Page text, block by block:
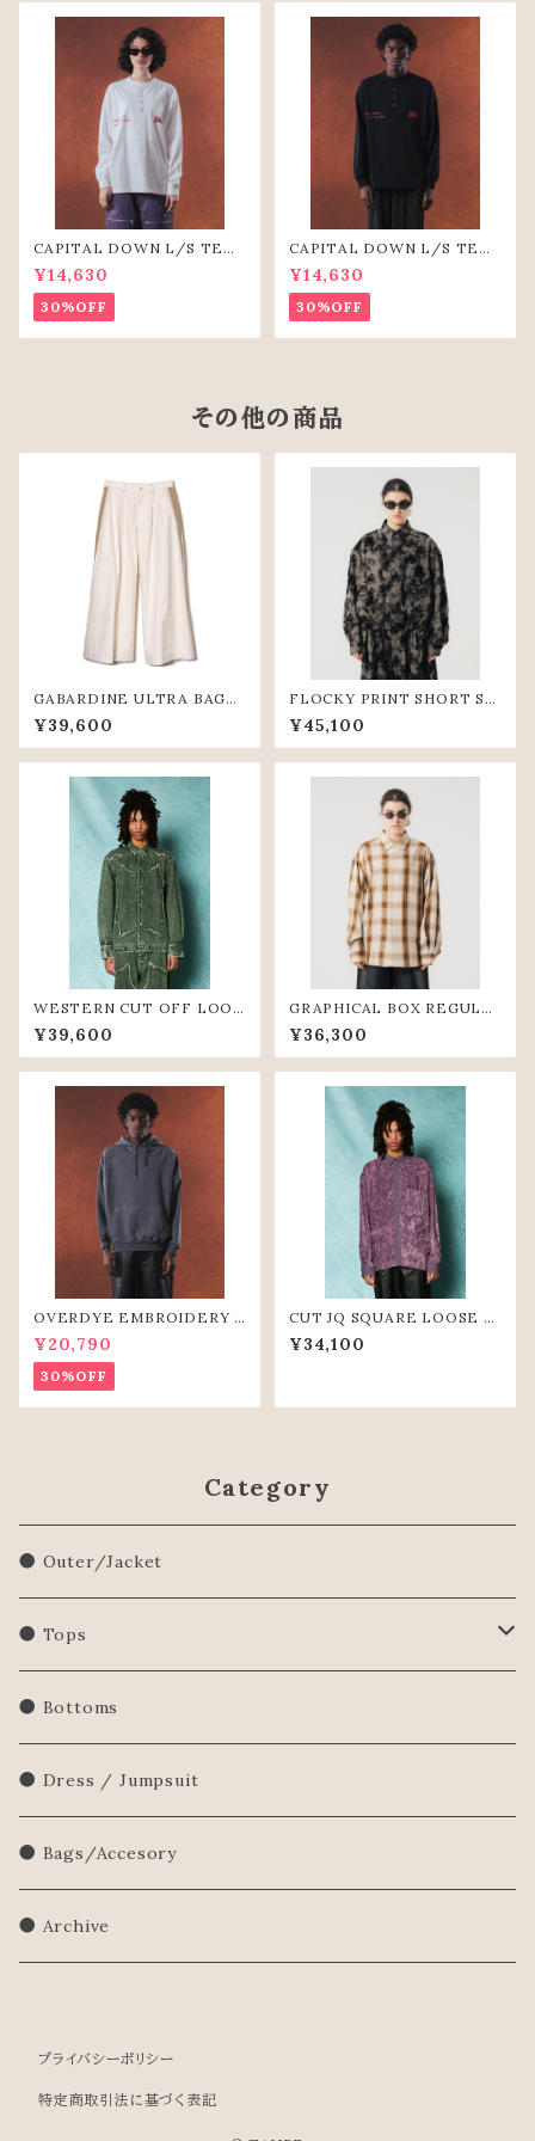
CAPITAL DOWN L/S TEE
（WHT）
¥14,630
30%OFF
CAPITAL DOWN L/S TEE
(BLK)
¥14,630
30%OFF
その他の商品
GABARDINE ULTRA BAGG
Y PANTS (IVR)
¥39,600
FLOCKY PRINT SHORT SH
IRTS (GRY)
¥45,100
WESTERN CUT OFF LOOS
E SHIRTS (D.GRN)
¥39,600
GRAPHICAL BOX REGULA
R SHIRTS (BGE)
¥36,300
OVERDYE EMBROIDERY H
OODIE（D.GRY）
¥20,790
30%OFF
CUT JQ SQUARE LOOSE S
HIRTS (PPL)
¥34,100
Category
● Outer/Jacket
● Tops
Shirts/Blouse
Sweatershirt
Sweater
● Bottoms
● Dress / Jumpsuit
● Bags/Accesory
● Archive
プライバシーポリシー
特定商取引法に基づく表記